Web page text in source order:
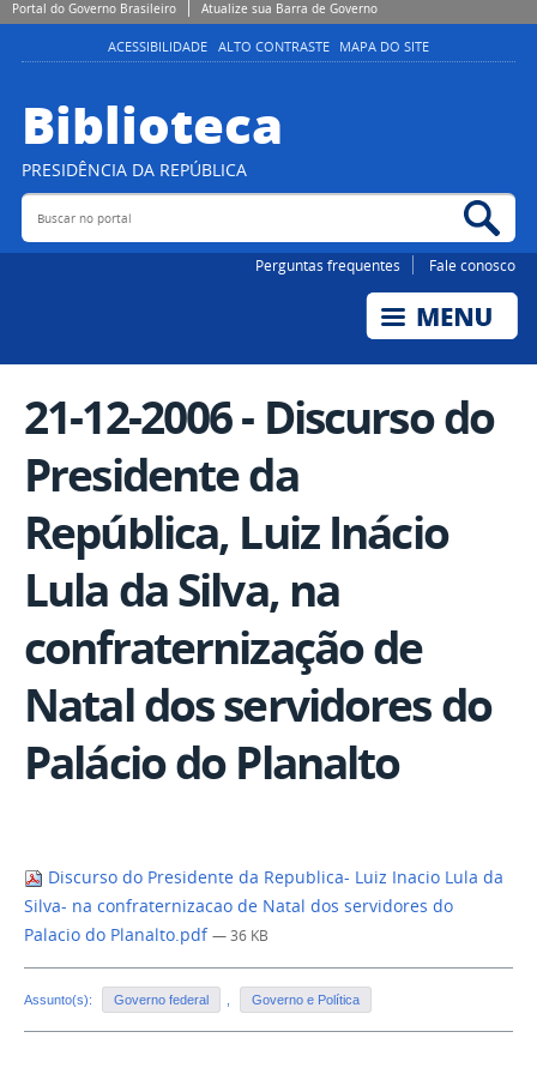
Portal do Governo Brasileiro Atualize sua Barra de Governo
ACESSIBILIDADE ALTO CONTRASTE MAPA DO SITE
Biblioteca
PRESIDÊNCIA DA REPÚBLICA
Buscar no portal
Perguntas frequentes Fale conosco
21-12-2006 - Discurso do
Presidente da
República, Luiz Inácio
Lula da Silva, na
confraternização de
Natal dos servidores do
Palácio do Planalto
Discurso do Presidente da Republica- Luiz Inacio Lula da
Silva- na confraternizacao de Natal dos servidores do
Palacio do Planalto.pdf — 36 KB
Assunto(s): Governo federal Governo e Política